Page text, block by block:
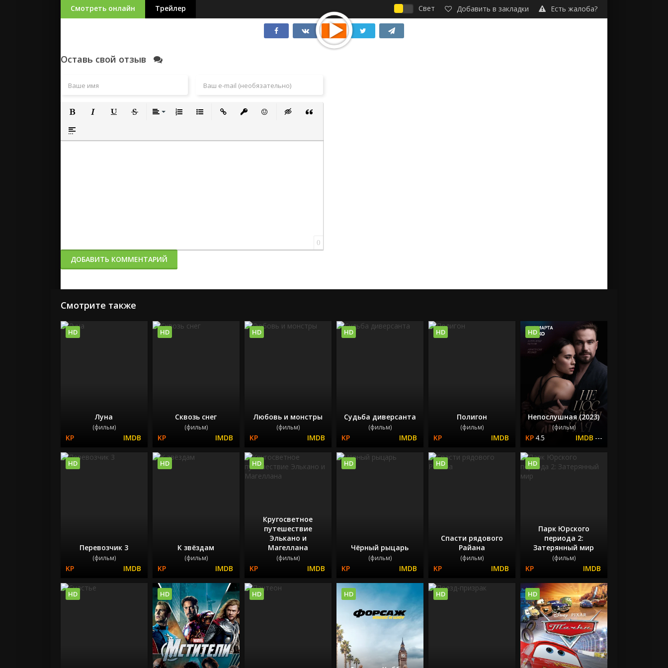
Смотреть онлайн Трейлер Свет Добавить в закладки Есть жалоба?
Оставь свой отзыв
Полужирный
Вставка спойлера
0
ДОБАВИТЬ КОММЕНТАРИЙ
Смотрите также
Луна
(фильм)
HD
Сквозь снег
(фильм)
HD
Любовь и монстры
(фильм)
HD
Судьба диверсанта
(фильм)
HD
Полигон
(фильм)
HD
Непослушная (2023)
(фильм)
4.5 ---
HD
Перевозчик 3
(фильм)
HD
К звёздам
(фильм)
HD
Кругосветное
путешествие
Элькано и
Магеллана
(фильм)
HD
Чёрный рыцарь
(фильм)
HD
Спасти рядового
Райана
(фильм)
HD
Парк Юрского
периода 2:
Затерянный мир
(фильм)
HD
HD HD HD HD HD HD